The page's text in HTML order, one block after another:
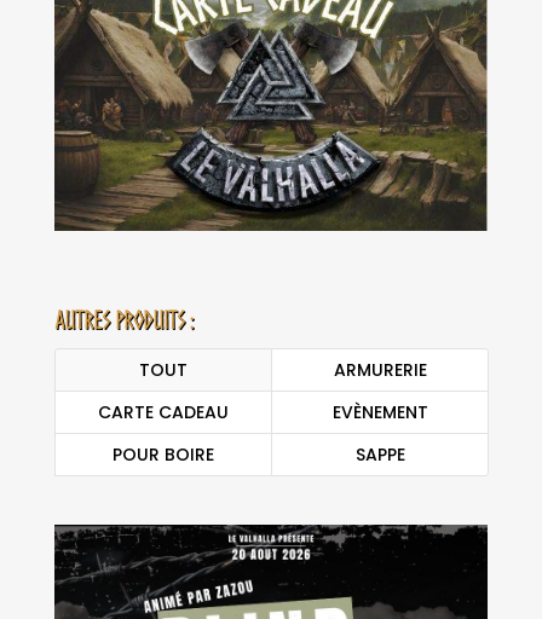
Autres produits :
TOUT
ARMURERIE
CARTE CADEAU
EVÈNEMENT
POUR BOIRE
SAPPE